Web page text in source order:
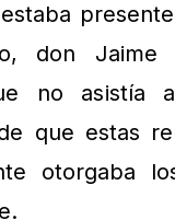
don
no
que estas
otorgaba